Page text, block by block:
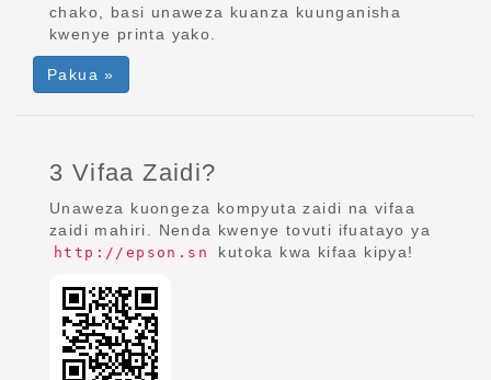
chako, basi unaweza kuanza kuunganisha
kwenye printa yako.
Pakua »
3 Vifaa Zaidi?
Unaweza kuongeza kompyuta zaidi na vifaa
zaidi mahiri. Nenda kwenye tovuti ifuatayo ya
http://epson.sn kutoka kwa kifaa kipya!